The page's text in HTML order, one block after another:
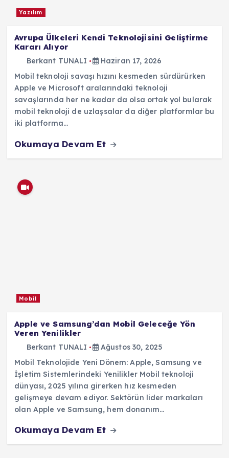
Yazılım
Avrupa Ülkeleri Kendi Teknolojisini Geliştirme
Kararı Alıyor
Berkant TUNALI
Haziran 17, 2026
Mobil teknoloji savaşı hızını kesmeden sürdürürken
Apple ve Microsoft aralarındaki teknoloji
savaşlarında her ne kadar da olsa ortak yol bularak
mobil teknoloji de uzlaşsalar da diğer platformlar bu
iki platforma…
Okumaya Devam Et
Mobil
Apple ve Samsung’dan Mobil Geleceğe Yön
Veren Yenilikler
Berkant TUNALI
Ağustos 30, 2025
Mobil Teknolojide Yeni Dönem: Apple, Samsung ve
İşletim Sistemlerindeki Yenilikler Mobil teknoloji
dünyası, 2025 yılına girerken hız kesmeden
gelişmeye devam ediyor. Sektörün lider markaları
olan Apple ve Samsung, hem donanım…
Okumaya Devam Et